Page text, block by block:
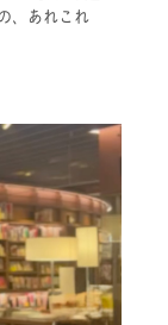
、あれこれ